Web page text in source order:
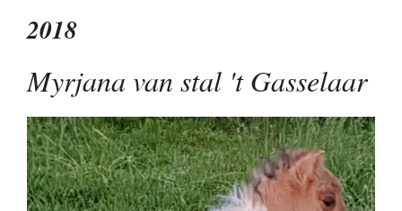
2018
Myrjana van stal 't Gasselaar